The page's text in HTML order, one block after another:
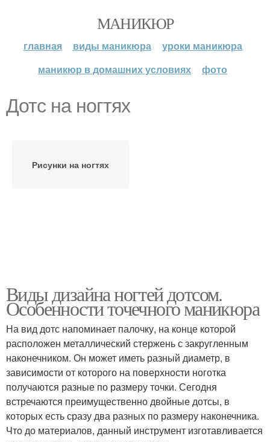
МАНИКЮР
главная виды маникюра
уроки маникюра
маникюр в домашних условиях
фото
Дотс на ногтях
Рисунки на ногтях
Виды дизайна ногтей дотсом.
Особенности точечного маникюра
На вид дотс напоминает палочку, на конце которой
расположен металлический стержень с закругленным
наконечником. Он может иметь разный диаметр, в
зависимости от которого на поверхности ноготка
получаются разные по размеру точки. Сегодня
встречаются преимущественно двойные дотсы, в
которых есть сразу два разных по размеру наконечника.
Что до материалов, данный инструмент изготавливается